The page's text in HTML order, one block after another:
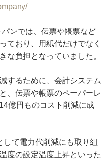
ンでは、伝票や帳票など
ており、用紙代だけでなく
な負担となっていました。
するために、会計システム
、伝票や帳票のペーパーレ
億円ものコスト削減に成
して電力代削減にも取り組
度の設定温度上昇といった